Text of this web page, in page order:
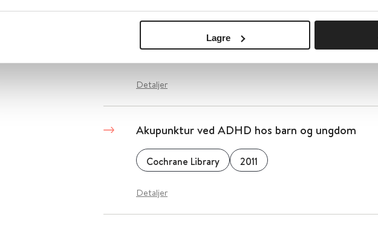
Lagre
psykiske lidelser
Cochrane Library 2009
Detaljer
Akupunktur ved ADHD hos barn og ungdom
Cochrane Library 2011
Detaljer